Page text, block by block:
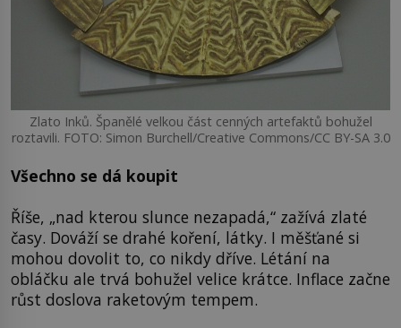
Zlato Inků. Španělé velkou část cenných artefaktů bohužel
roztavili. FOTO: Simon Burchell/Creative Commons/CC BY-SA 3.0
Všechno se dá koupit
Říše, „nad kterou slunce nezapadá,“ zažívá zlaté
časy. Dováží se drahé koření, látky. I měšťané si
mohou dovolit to, co nikdy dříve. Létání na
obláčku ale trvá bohužel velice krátce. Inflace začne
růst doslova raketovým tempem.